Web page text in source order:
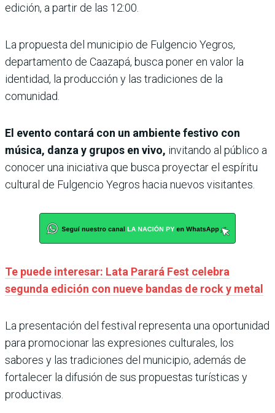
edición, a partir de las 12:00.
La propuesta del municipio de Fulgencio Yegros,
departamento de Caazapá, busca poner en valor la
identidad, la producción y las tradiciones de la
comunidad.
El evento contará con un ambiente festivo con
música, danza y grupos en vivo, invitando al público a
conocer una iniciativa que busca proyectar el espíritu
cultural de Fulgencio Yegros hacia nuevos visitantes.
Te puede interesar: Lata Parará Fest celebra
segunda edición con nueve bandas de rock y metal
La presentación del festival representa una oportunidad
para promocionar las expresiones culturales, los
sabores y las tradiciones del municipio, además de
fortalecer la difusión de sus propuestas turísticas y
productivas.